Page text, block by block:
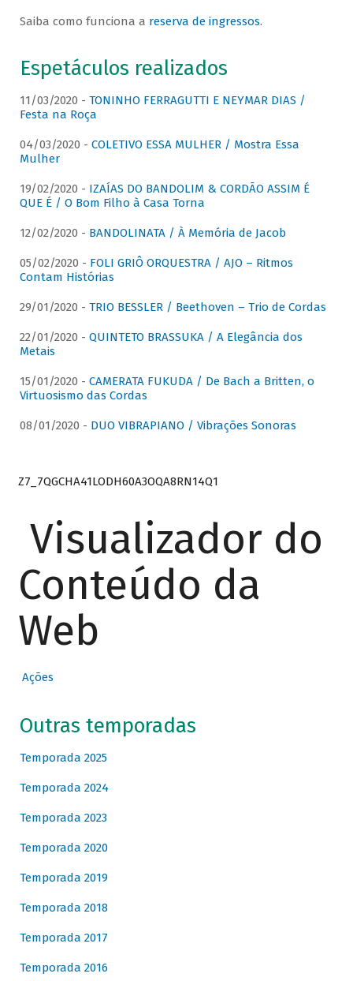
Saiba como funciona a reserva de ingressos.
Espetáculos realizados
11/03/2020 - TONINHO FERRAGUTTI E NEYMAR DIAS /
Festa na Roça
04/03/2020 - COLETIVO ESSA MULHER / Mostra Essa
Mulher
19/02/2020 - IZAÍAS DO BANDOLIM & CORDÃO ASSIM É
QUE É / O Bom Filho à Casa Torna
12/02/2020 - BANDOLINATA / À Memória de Jacob
05/02/2020 - FOLI GRIÔ ORQUESTRA / AJO – Ritmos
Contam Histórias
29/01/2020 - TRIO BESSLER / Beethoven – Trio de Cordas
22/01/2020 - QUINTETO BRASSUKA / A Elegância dos
Metais
15/01/2020 - CAMERATA FUKUDA / De Bach a Britten, o
Virtuosismo das Cordas
08/01/2020 - DUO VIBRAPIANO / Vibrações Sonoras
Z7_7QGCHA41LODH60A3OQA8RN14Q1
Visualizador do
Conteúdo da
Web
Ações
Outras temporadas
Temporada 2025
Temporada 2024
Temporada 2023
Temporada 2020
Temporada 2019
Temporada 2018
Temporada 2017
Temporada 2016